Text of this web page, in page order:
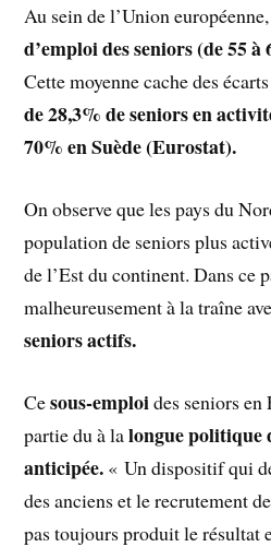
Au sein de l’Union
d’emploi des seniors (de 55 à
Cette moyenne cache des
de 28,3% de seniors en
70% en Suède (Eurostat).
On observe que les pays du
population de seniors plus
de l’Est du continent. Dans ce
malheureusement à la traîne
seniors actifs.
Cesous-emploides seniors en
partie du à lalongue politique
anticipée. « Un dispositif qui
des anciens et le recrutement
pas toujours produit le résultat